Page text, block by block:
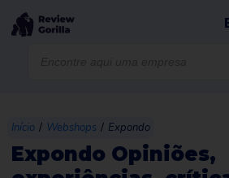
Início / Webshops / Expondo
Expondo Opiniões,